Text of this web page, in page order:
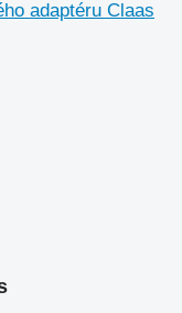
adaptéru Claas